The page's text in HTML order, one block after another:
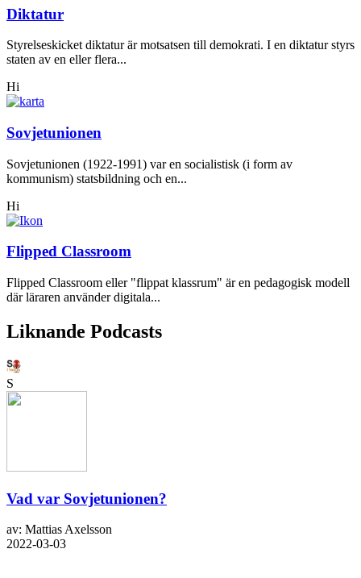
Diktatur
Styrelseskicket diktatur är motsatsen till demokrati. I en diktatur styrs
staten av en eller flera...
Hi
Sovjetunionen
Sovjetunionen (1922-1991) var en socialistisk (i form av
kommunism) statsbildning och en...
Hi
Flipped Classroom
Flipped Classroom eller "flippat klassrum" är en pedagogisk modell
där läraren använder digitala...
Liknande Podcasts
S
Vad var Sovjetunionen?
av: Mattias Axelsson
2022-03-03